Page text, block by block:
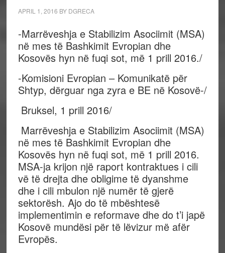
APRIL 1, 2016 BY DGRECA
-Marrëveshja e Stabilizim Asociimit (MSA)
në mes të Bashkimit Evropian dhe
Kosovës hyn në fuqi sot, më 1 prill 2016./
-Komisioni Evropian – Komunikatë për
Shtyp, dërguar nga zyra e BE në Kosovë-/
Bruksel, 1 prill 2016/
Marrëveshja e Stabilizim Asociimit (MSA)
në mes të Bashkimit Evropian dhe
Kosovës hyn në fuqi sot, më 1 prill 2016.
MSA-ja krijon një raport kontraktues i cili
vë të drejta dhe obligime të dyanshme
dhe i cili mbulon një numër të gjerë
sektorësh. Ajo do të mbështesë
implementimin e reformave dhe do t’i japë
Kosovë mundësi për të lëvizur më afër
Evropës.